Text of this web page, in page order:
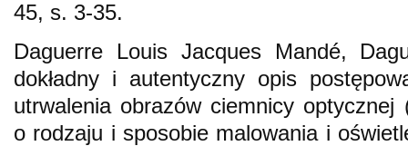
45, s. 3-35.
Daguerre Louis Jacques Mandé,
dokładny i autentyczny opis
utrwalenia obrazów ciemnicy
o rodzaju i sposobie malowania i